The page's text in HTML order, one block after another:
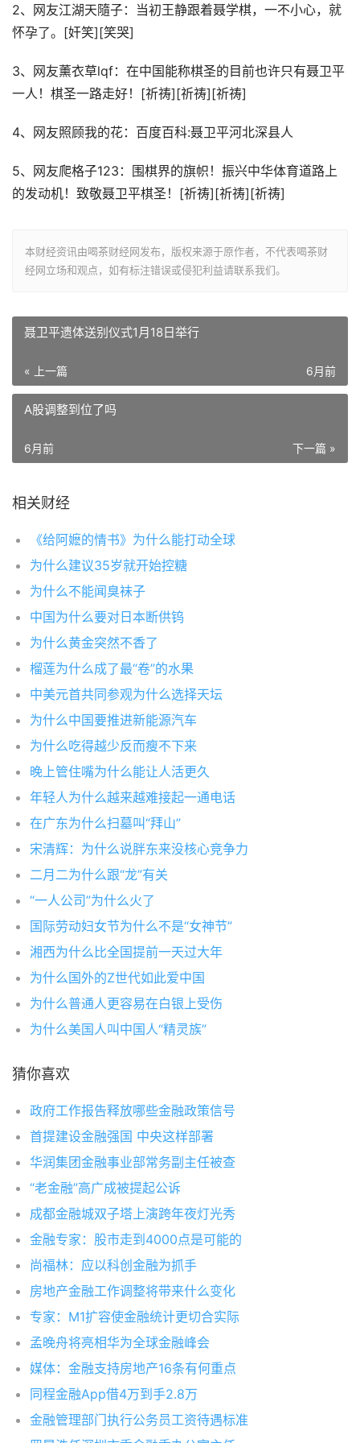
2、网友江湖天隨子：当初王静跟着聂学棋，一不小心，就
怀孕了。[奸笑][笑哭]
3、网友薰衣草lqf：在中国能称棋圣的目前也许只有聂卫平
一人！棋圣一路走好！[祈祷][祈祷][祈祷]
4、网友照顾我的花：百度百科:聂卫平河北深县人
5、网友爬格子123：围棋界的旗帜！振兴中华体育道路上
的发动机！致敬聂卫平棋圣！[祈祷][祈祷][祈祷]
本财经资讯由喝茶财经网发布，版权来源于原作者，不代表喝茶财
经网立场和观点，如有标注错误或侵犯利益请联系我们。
聂卫平遗体送别仪式1月18日举行
« 上一篇 6月前
A股调整到位了吗
下一篇 »
6月前
相关财经
《给阿嬷的情书》为什么能打动全球
为什么建议35岁就开始控糖
为什么不能闻臭袜子
中国为什么要对日本断供钨
为什么黄金突然不香了
榴莲为什么成了最“卷”的水果
中美元首共同参观为什么选择天坛
为什么中国要推进新能源汽车
为什么吃得越少反而瘦不下来
晚上管住嘴为什么能让人活更久
年轻人为什么越来越难接起一通电话
在广东为什么扫墓叫“拜山”
宋清辉：为什么说胖东来没核心竞争力
二月二为什么跟“龙”有关
“一人公司”为什么火了
国际劳动妇女节为什么不是“女神节”
湘西为什么比全国提前一天过大年
为什么国外的Z世代如此爱中国
为什么普通人更容易在白银上受伤
为什么美国人叫中国人“精灵族”
猜你喜欢
政府工作报告释放哪些金融政策信号
首提建设金融强国 中央这样部署
华润集团金融事业部常务副主任被查
“老金融”高广成被提起公诉
成都金融城双子塔上演跨年夜灯光秀
金融专家：股市走到4000点是可能的
尚福林：应以科创金融为抓手
房地产金融工作调整将带来什么变化
专家：M1扩容使金融统计更切合实际
孟晚舟将亮相华为全球金融峰会
媒体：金融支持房地产16条有何重点
同程金融App借4万到手2.8万
金融管理部门执行公务员工资待遇标准